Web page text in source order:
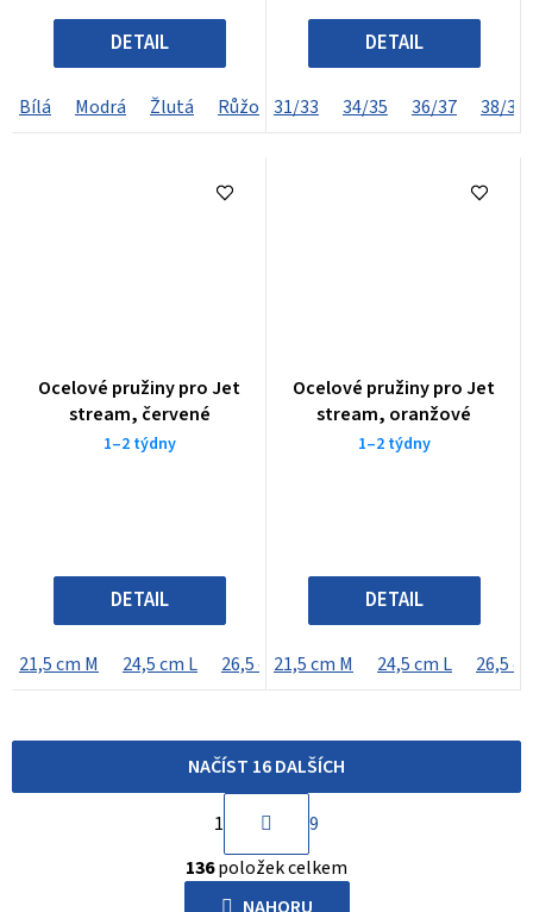
DETAIL
Bílá Modrá Žlutá Růžová
DETAIL
31/33 34/35 36/37 38/39
Ocelové pružiny pro Jet
stream, červené
1–2 týdny
DETAIL
21,5 cm M 24,5 cm L 26,5 cm XL
Ocelové pružiny pro Jet
stream, oranžové
1–2 týdny
DETAIL
21,5 cm M 24,5 cm L 26,5
O
v
NAČÍST 16 DALŠÍCH
t
r
á
1
9
136položek celkem